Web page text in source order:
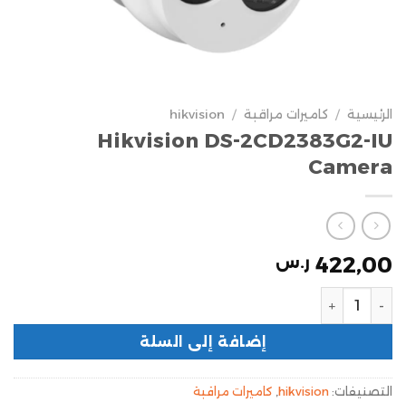
الرئيسية / كاميرات مراقبة /
hikvision
Hikvision DS-2CD2383G2-IU
Camera
422,00 ر.س
إضافة إلى السلة
التصنيفات: hikvision
, كاميرات مراقبة